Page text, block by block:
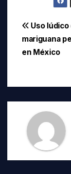
de
Uso lúdico
mariguana
en México